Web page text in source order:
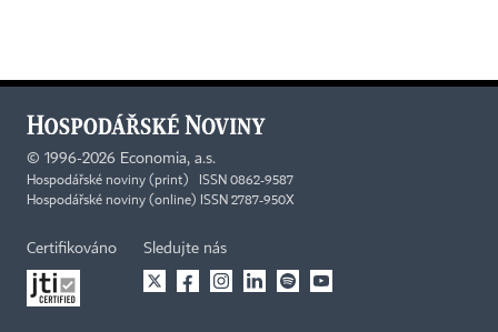
© 1996-2026 Economia, a.s.
Hospodářské noviny (print) ISSN 0862-9587
Hospodářské noviny (online) ISSN 2787-950X
Certifikováno Sledujte nás